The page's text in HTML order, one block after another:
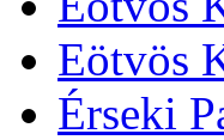
Eötvös
Érseki